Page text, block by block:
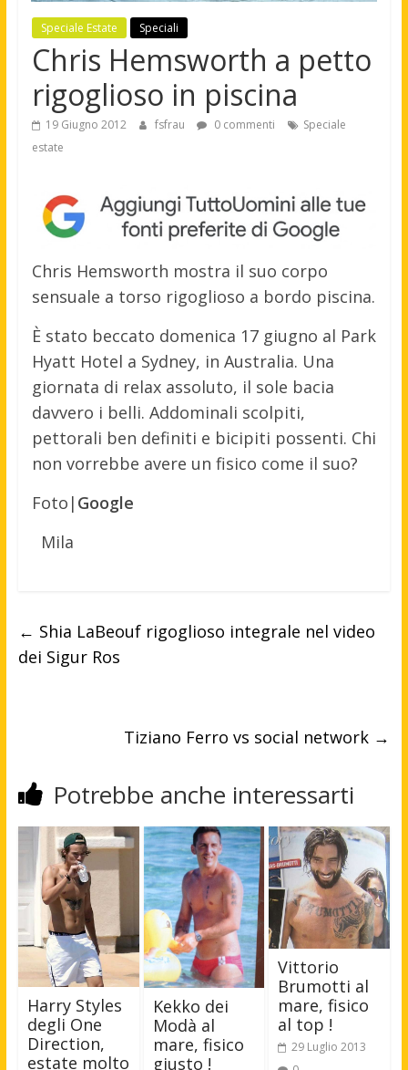
Speciale Estate Speciali
Chris Hemsworth a petto
rigoglioso in piscina
19 Giugno 2012 fsfrau 0 commenti
Speciale
estate
Chris Hemsworth mostra il suo corpo
sensuale a torso rigoglioso a bordo piscina.
È stato beccato domenica 17 giugno al Park
Hyatt Hotel a Sydney, in Australia. Una
giornata di relax assoluto, il sole bacia
davvero i belli. Addominali scolpiti,
pettorali ben definiti e bicipiti possenti. Chi
non vorrebbe avere un fisico come il suo?
Foto| Google
Mila
← Shia LaBeouf rigoglioso integrale nel video
dei Sigur Ros
Tiziano Ferro vs social network →
Potrebbe anche interessarti
Harry Styles
degli One
Direction,
estate molto
Kekko dei
Modà al
mare, fisico
giusto !
Vittorio
Brumotti al
mare, fisico
al top !
29 Luglio 2013